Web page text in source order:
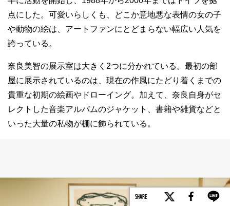
SHARE
点にした。可愛いらしくも、どこか意地悪な表情の女の子
や動物の絵は、アートファンにとどまらない幅広い人気を
誇っている。
奈良美智の展示室は大きく2つに分かれている。最初の部
屋に展示されているのは、現在の作風にたどり着くまでの
貴重な初期の絵画やドローイング。加えて、奈良自身がセ
レクトした音楽アルバムのジャケット、書籍や雑貨などと
いった大量の私物が棚に飾られている。